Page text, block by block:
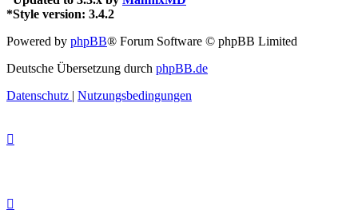
*Style version: 3.4.2
Powered by phpBB® Forum Software © phpBB Limited
Deutsche Übersetzung durch phpBB.de
Datenschutz | Nutzungsbedingungen